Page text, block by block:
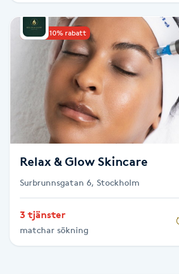
Enzympeeling
Extensions
Extensions borttagning
Eyeliner-tatuering
Face framing
Faceliftmassage
Fet hårbotten
Upp till 10% rabatt
Relax & Glow Skincare
Surbrunnsgatan 6, Stockholm
3 tjänster
matchar sökning